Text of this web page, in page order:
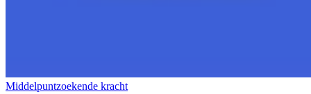
Middelpuntzoekende kracht